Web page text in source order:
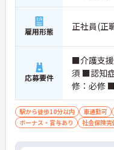
雇用形態 正社員(正
応募要件
■介護支
須 ■認知
修：必修
駅から徒歩10分以内 車通勤可
ボーナス・賞与あり
社会保険完